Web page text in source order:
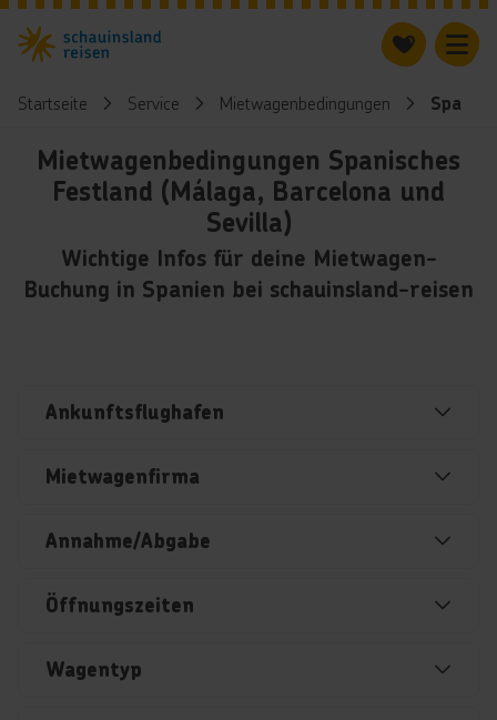
Startseite Service Mietwagenbedingungen
Mietwagenbedingungen Spanisches
Festland (Málaga, Barcelona und
Sevilla)
Wichtige Infos für deine Mietwagen-
Buchung in Spanien bei schauinsland-reisen
Ankunftsflughafen
Mietwagenfirma
Annahme/Abgabe
Öffnungszeiten
Wagentyp